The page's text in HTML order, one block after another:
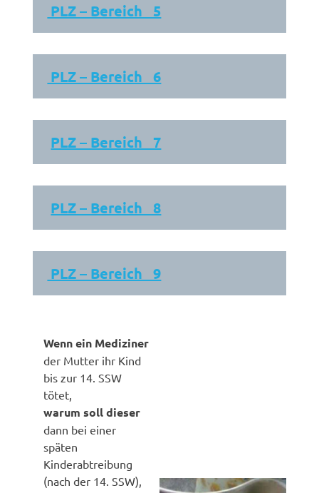
PLZ – Bereich 5
PLZ – Bereich 6
PLZ – Bereich 7
PLZ – Bereich 8
PLZ – Bereich 9
Wenn ein Mediziner
der Mutter ihr Kind
bis zur 14. SSW
tötet,
warum soll dieser
dann bei einer
späten
Kinderabtreibung
(nach der 14. SSW),